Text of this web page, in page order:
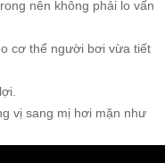
nên không phải lo vấn
cơ thể người bơi vừa tiết
vị sang mị hơi mặn như